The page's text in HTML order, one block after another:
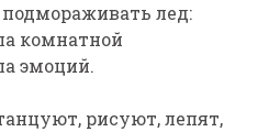
лед:
комнатной
эмоций.
рисуют, лепят,